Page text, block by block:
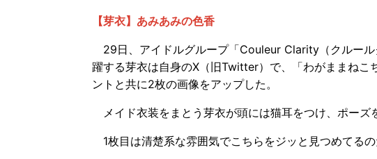
【芽衣】あみあみの色香
29日、アイドルグループ「Couleur Clarity（クルー
躍する芽衣は自身のX（旧Twitter）で、「わがままねこ
ントと共に2枚の画像をアップした。
メイド衣装をまとう芽衣が頭には猫耳をつけ、ポーズ
1枚目は清楚系な雰囲気でこちらをジッと見つめてるの